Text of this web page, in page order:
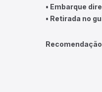
• Embarque
• Retirada no